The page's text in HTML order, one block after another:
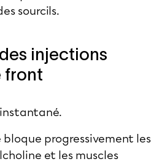
sourcils.
injections
front
instantané.
progressivement les
et les muscles